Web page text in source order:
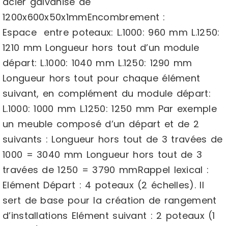
1200x600x50x1mmEncombrement :
Espace entre poteaux: L.1000: 960 mm L.1250:
1210 mm Longueur hors tout d’un module
départ: L.1000: 1040 mm L.1250: 1290 mm
Longueur hors tout pour chaque élément
suivant, en complément du module départ:
L.1000: 1000 mm L.1250: 1250 mm Par exemple
un meuble composé d’un départ et de 2
suivants : Longueur hors tout de 3 travées de
1000 = 3040 mm Longueur hors tout de 3
travées de 1250 = 3790 mmRappel lexical :
Elément Départ : 4 poteaux (2 échelles). Il
sert de base pour la création de rangement
d’installations Elément suivant : 2 poteaux (1